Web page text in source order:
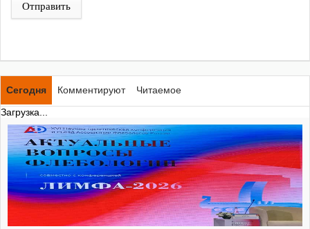
Отправить
Сегодня Комментируют
Читаемое
Загрузка...